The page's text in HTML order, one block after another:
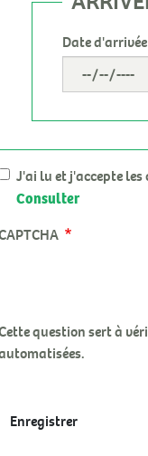
Date d'arrivée
J'ai lu et j'accepte
Consulter
question sert à
Enregistrer